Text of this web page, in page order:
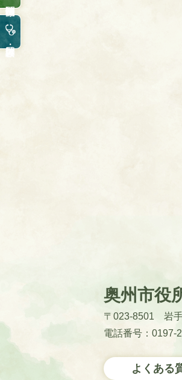
奥州市役
〒023-8501 岩
電話番号：0197-
よくある